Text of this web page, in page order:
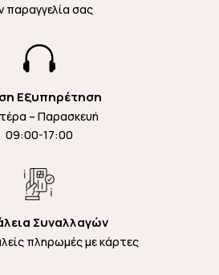
παραγγελία σας

Εξυπηρέτηση
– Παρασκευή
09:00-17:00
Συναλλαγών
πληρωμές με κάρτες